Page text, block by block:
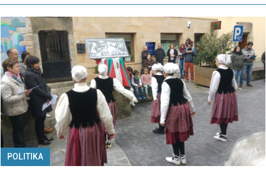
POLITIKA